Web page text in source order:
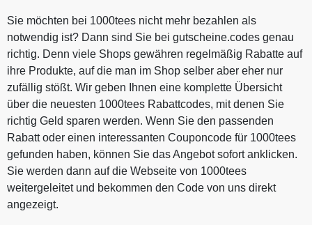
Sie möchten bei 1000tees nicht mehr bezahlen als
notwendig ist? Dann sind Sie bei gutscheine.codes genau
richtig. Denn viele Shops gewähren regelmäßig Rabatte auf
ihre Produkte, auf die man im Shop selber aber eher nur
zufällig stößt. Wir geben Ihnen eine komplette Übersicht
über die neuesten 1000tees Rabattcodes, mit denen Sie
richtig Geld sparen werden. Wenn Sie den passenden
Rabatt oder einen interessanten Couponcode für 1000tees
gefunden haben, können Sie das Angebot sofort anklicken.
Sie werden dann auf die Webseite von 1000tees
weitergeleitet und bekommen den Code von uns direkt
angezeigt.